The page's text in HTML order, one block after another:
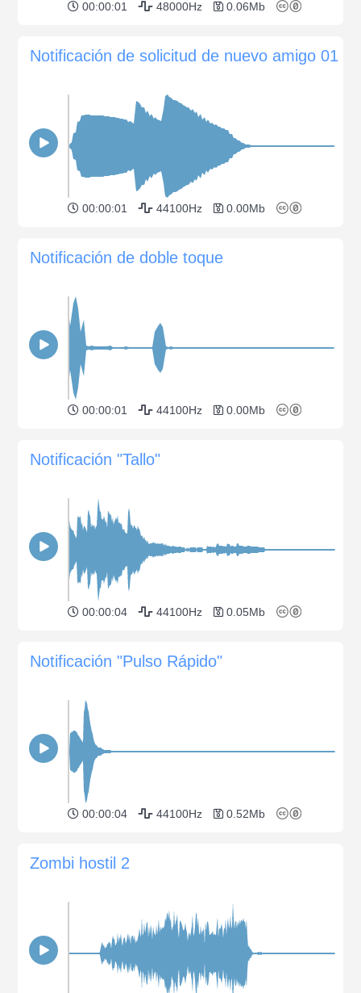
00:00:01 48000Hz 0.06Mb
Notificación de solicitud de nuevo amigo 01
00:00:01 44100Hz 0.00Mb
Notificación de doble toque
00:00:01 44100Hz 0.00Mb
Notificación "Tallo"
00:00:04 44100Hz 0.05Mb
Notificación "Pulso Rápido"
00:00:04 44100Hz 0.52Mb
Zombi hostil 2